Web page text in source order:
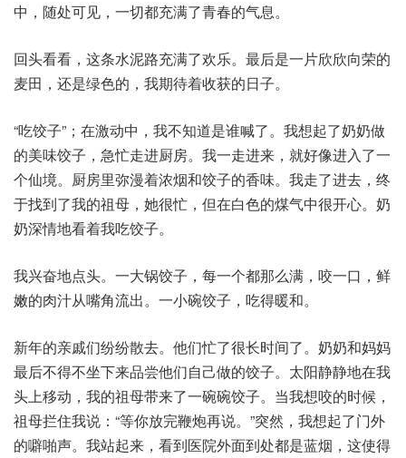
中，随处可见，一切都充满了青春的气息。
回头看看，这条水泥路充满了欢乐。最后是一片欣欣向荣的
麦田，还是绿色的，我期待着收获的日子。
“吃饺子”；在激动中，我不知道是谁喊了。我想起了奶奶做
的美味饺子，急忙走进厨房。我一走进来，就好像进入了一
个仙境。厨房里弥漫着浓烟和饺子的香味。我走了进去，终
于找到了我的祖母，她很忙，但在白色的煤气中很开心。奶
奶深情地看着我吃饺子。
我兴奋地点头。一大锅饺子，每一个都那么满，咬一口，鲜
嫩的肉汁从嘴角流出。一小碗饺子，吃得暖和。
新年的亲戚们纷纷散去。他们忙了很长时间了。奶奶和妈妈
最后不得不坐下来品尝他们自己做的饺子。太阳静静地在我
头上移动，我的祖母带来了一碗碗饺子。当我想咬的时候，
祖母拦住我说：“等你放完鞭炮再说。”突然，我想起了门外
的噼啪声。我站起来，看到医院外面到处都是蓝烟，这使得